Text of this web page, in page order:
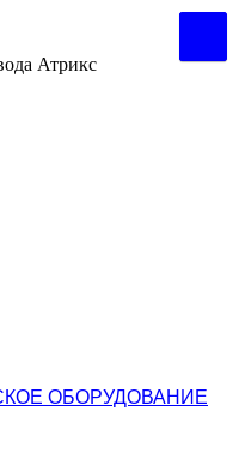
Атрикс
ОБОРУДОВАНИЕ